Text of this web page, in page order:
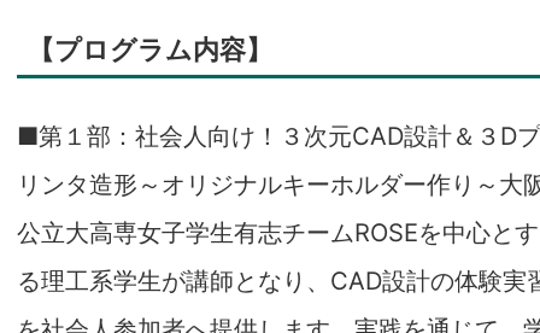
【プログラム内容】
■第１部：社会人向け！３次元CAD設計＆３D
リンタ造形～オリジナルキーホルダー作り～大
公立大高専女子学生有志チームROSEを中心とす
る理工系学生が講師となり、CAD設計の体験実